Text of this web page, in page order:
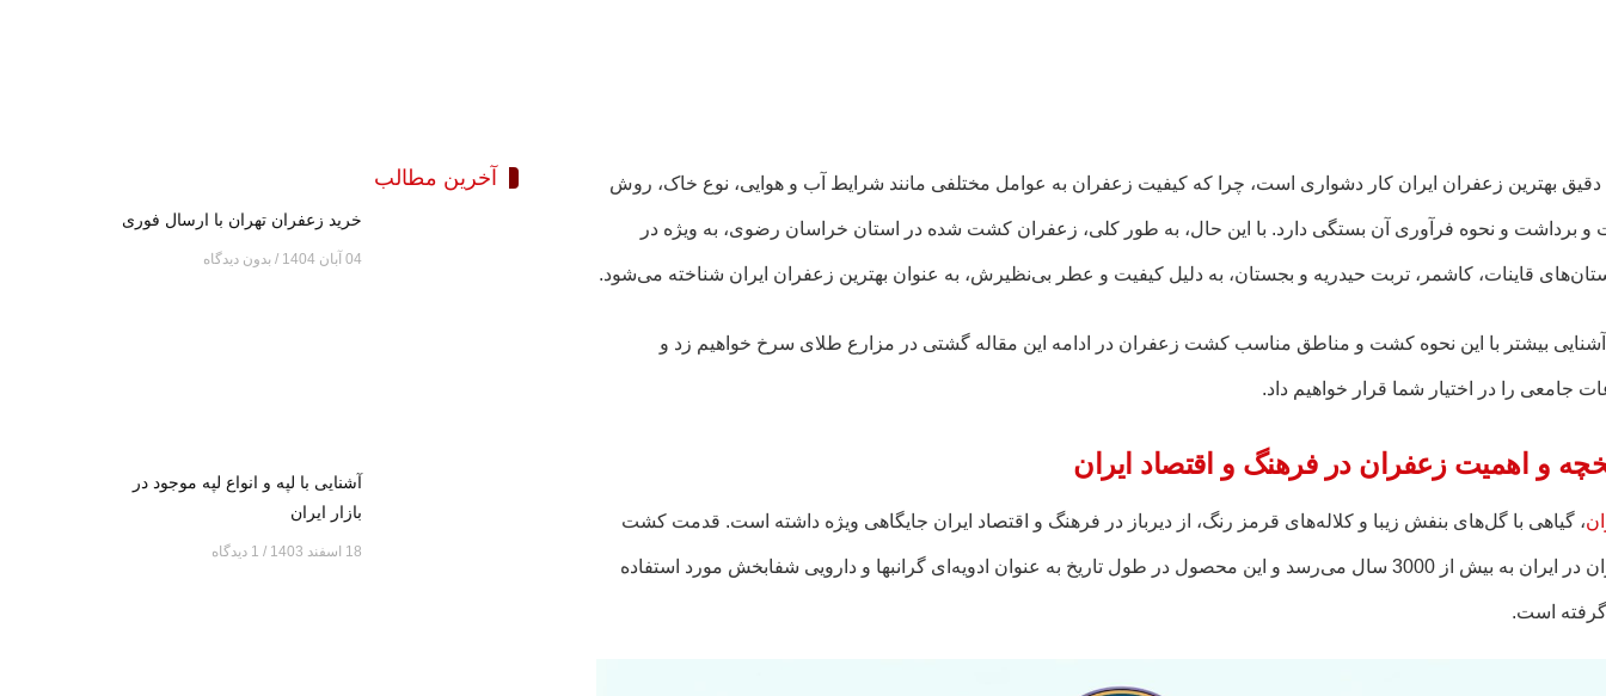
دقیق بهترین زعفران ایران کار دشواری است، چرا که کیفیت زعفران به عوامل مختلفی مانند شرایط آب و هوایی، نوع خاک، روش
برداشت و نحوه فرآوری آن بستگی دارد. با این حال، به طور کلی، زعفران کشت شده در استان خراسان رضوی، به ویژه در
قاینات، کاشمر، تربت حیدریه و بجستان، به دلیل کیفیت و عطر بی‌نظیرش، به عنوان بهترین زعفران ایران شناخته می‌شود.
بیشتر با این نحوه کشت و مناطق مناسب کشت زعفران در ادامه این مقاله گشتی در مزارع طلای سرخ خواهیم زد و
جامعی را در اختیار شما قرار خواهیم داد.
و اهمیت زعفران در فرهنگ و اقتصاد ایران
، گیاهی با گل‌های بنفش زیبا و کلاله‌های قرمز رنگ، از دیرباز در فرهنگ و اقتصاد ایران جایگاهی ویژه داشته است. قدمت کشت
زعفران در ایران به بیش از 3000 سال می‌رسد و این محصول در طول تاریخ به عنوان ادویه‌ای گرانبها و دارویی شفابخش مورد استفاده
گرفته است.
آخرین مطالب
خرید زعفران تهران با ارسال فوری
04 آبان 1404 بدون دیدگاه
آشنایی با لپه و انواع لپه موجود در
بازار ایران
18 اسفند 1403 1 دیدگاه